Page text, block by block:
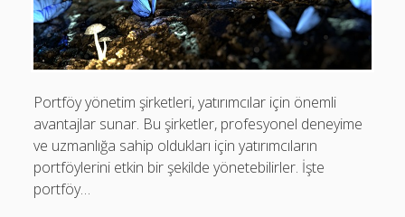
Portföy yönetim şirketleri, yatırımcılar için önemli
avantajlar sunar. Bu şirketler, profesyonel deneyime
ve uzmanlığa sahip oldukları için yatırımcıların
portföylerini etkin bir şekilde yönetebilirler. İşte
portföy…